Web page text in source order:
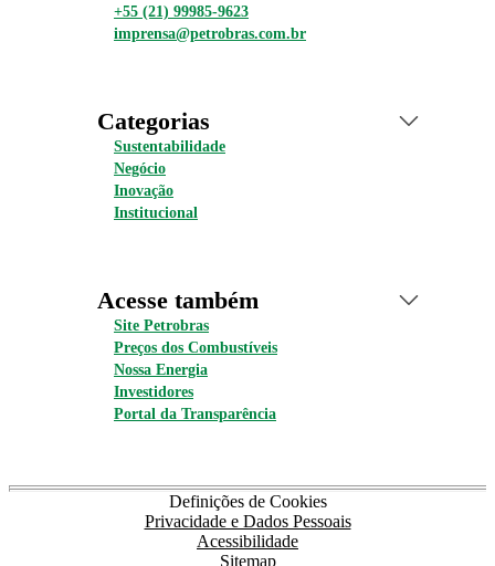
+55 (21) 99985-9623
imprensa@petrobras.com.br
Categorias
Sustentabilidade
Negócio
Inovação
Institucional
Acesse também
Site Petrobras
Preços dos Combustíveis
Nossa Energia
Investidores
Portal da Transparência
Definições de Cookies
Privacidade e Dados Pessoais
Acessibilidade
Sitemap